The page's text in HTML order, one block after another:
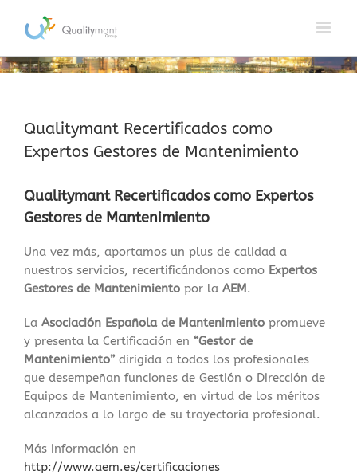
contenido
Qualitymant Recertificados como
Expertos Gestores de Mantenimiento
QualitymantRecertificados como Expertos
Gestores de Mantenimiento
Una vez más, aportamos un plus de calidad a
nuestros servicios, recertificándonos como Expertos
Gestores de Mantenimiento por la AEM.
La Asociación Española de Mantenimiento promueve
y presenta la Certificación en “Gestor de
Mantenimiento” dirigida a todos los profesionales
que desempeñan funciones de Gestión o Dirección de
Equipos de Mantenimiento, en virtud de los méritos
alcanzados a lo largo de su trayectoria profesional.
Más información en
http://www.aem.es/certificaciones